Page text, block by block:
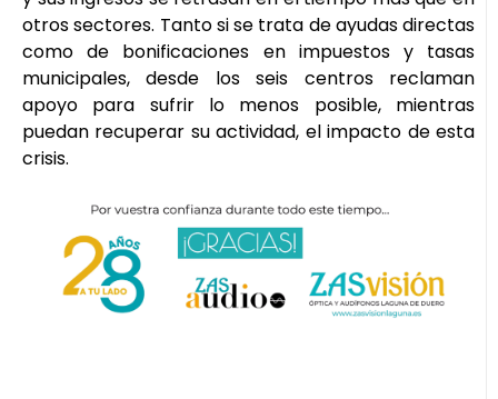
otros sectores. Tanto si se trata de ayudas directas
como de bonificaciones en impuestos y tasas
municipales, desde los seis centros reclaman
apoyo para sufrir lo menos posible, mientras
puedan recuperar su actividad, el impacto de esta
crisis.